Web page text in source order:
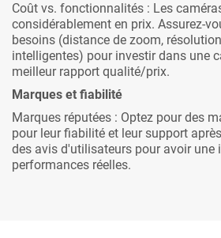
Coût vs. fonctionnalités : Les
considérablement en prix. Assurez-
besoins (distance de zoom,
intelligentes) pour investir dans une
meilleur rapport qualité/prix.
Marques et fiabilité
Marques réputées : Optez pour des
pour leur fiabilité et leur support
des avis d'utilisateurs pour avoir une
performances réelles.